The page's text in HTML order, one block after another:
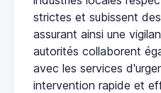
strictes et subissent
assurant ainsi une
autorités collaborent
avec les services
intervention rapide et